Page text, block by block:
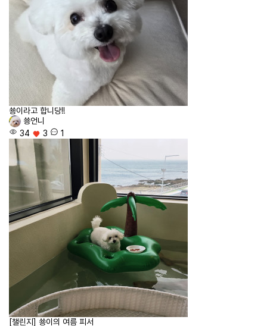
쑝이라고 합니당!!
쑝언니
34
3 1
[챌린지] 쑝이의 여름 피서